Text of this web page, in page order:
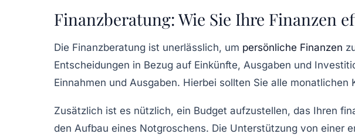
Finanzberatung: Wie Sie Ihre Finanzen
Die Finanzberatung ist unerlässlich, um persönliche Finanzen
Entscheidungen in Bezug auf Einkünfte, Ausgaben und
Einnahmen und Ausgaben. Hierbei sollten Sie alle monatlichen
Zusätzlich ist es nützlich, ein Budget aufzustellen, das Ihren
den Aufbau eines Notgroschens. Die Unterstützung von einer